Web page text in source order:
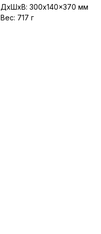
ДxШxВ: 300x140x370 мм
Вес: 717 г